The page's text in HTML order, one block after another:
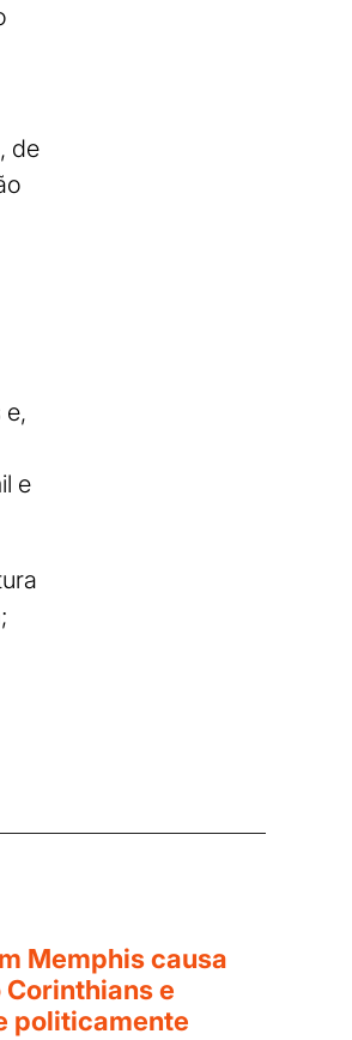
de
e
Memphis causa
e
politicamente